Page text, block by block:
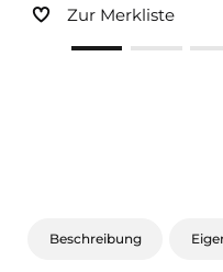
Zur Merkliste
Beschreibung